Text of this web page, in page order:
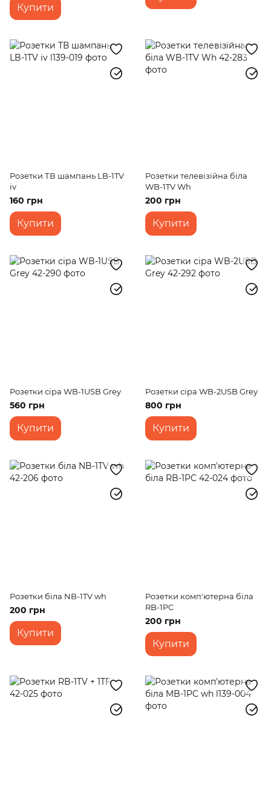
Купити
Розетки ТВ шампань LB-1TV
iv
160 грн
Купити
Розетки телевізійна біла
WB-1TV Wh
200 грн
Купити
Розетки сіра WB-1USB Grey
560 грн
Купити
Розетки сіра WB-2USB Grey
800 грн
Купити
Розетки біла NB-1TV wh
200 грн
Купити
Розетки комп'ютерна біла
RB-1PC
200 грн
Купити